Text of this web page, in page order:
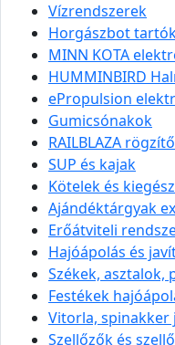
Vízrendszerek
Horgászbot
MINN KOTA
HUMMINBIRD
ePropulsion
Gumicsónakok
RAILBLAZA
SUP és kajak
Kötelek és
Ajándéktárgyak
Erőátviteli
Hajóápolás és
Székek, asztalok,
Festékek
Vitorla, spinakker
Szellőzők és